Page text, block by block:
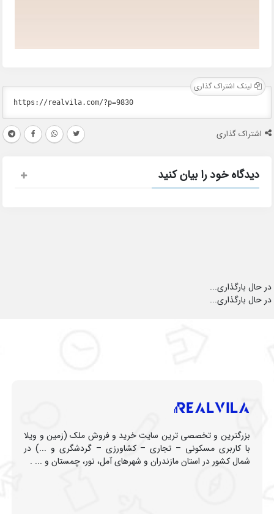
لینک اشتراک گذاری
اشتراک گذاری
دیدگاه خود را بیان کنید
در حال بارگذاری...
در حال بارگذاری...
بزرگترین و تخصصی ترین سایت خرید و فروش ملک (زمین و ویلا
با کاربری مسکونی – تجاری – کشاورزی – گردشگری و ...) در
شمال کشور در استان مازندران و شهرهای آمل، نور، چمستان و ... .